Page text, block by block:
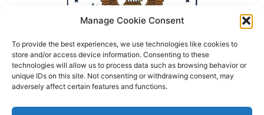
Manage Cookie Consent
To provide the best experiences, we use technologies like cookies to
store and/or access device information. Consenting to these
technologies will allow us to process data such as browsing behavior or
unique IDs on this site. Not consenting or withdrawing consent, may
adversely affect certain features and functions.